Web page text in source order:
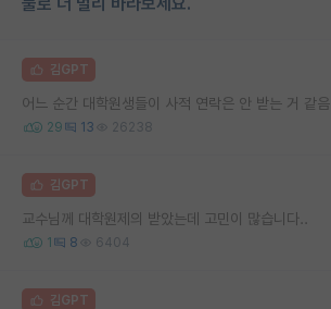
김GPT
어느 순간 대학원생들이 사적 연락은 안 받는 거 같음
29 13 26238
김GPT
교수님께 대학원제의 받았는데 고민이 많습니다..
1 8 6404
김GPT